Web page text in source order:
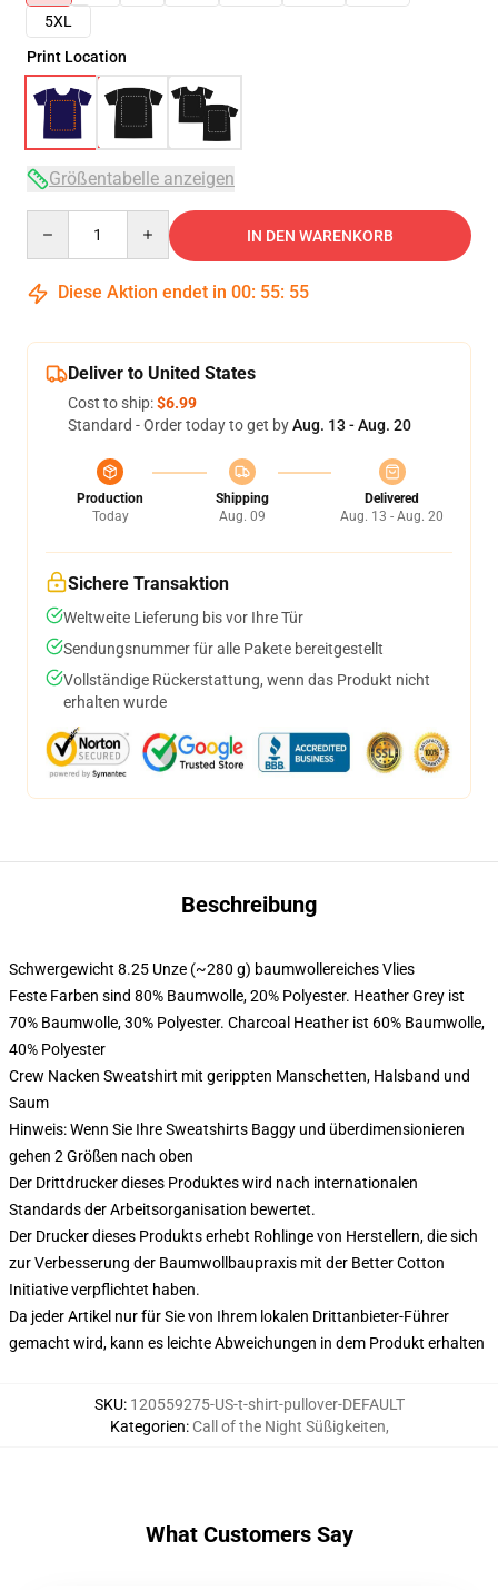
5XL
Print Location
Größentabelle anzeigen
IN DEN WARENKORB
Diese Aktion endet in 00: 55: 54
Deliver to United States
Cost to ship:$6.99
Standard - Order today to get byAug. 13 - Aug. 20
Production
Today
Shipping
Aug. 09
Delivered
Aug. 13 - Aug. 20
Sichere Transaktion
Weltweite Lieferung bis vor Ihre Tür
Sendungsnummer für alle Pakete bereitgestellt
Vollständige Rückerstattung, wenn das Produkt nicht
erhalten wurde
Beschreibung
Schwergewicht 8.25 Unze (~280 g) baumwollereiches Vlies
Feste Farben sind 80% Baumwolle, 20% Polyester. Heather Grey ist
70% Baumwolle, 30% Polyester. Charcoal Heather ist 60% Baumwolle,
40% Polyester
Crew Nacken Sweatshirt mit gerippten Manschetten, Halsband und
Saum
Hinweis: Wenn Sie Ihre Sweatshirts Baggy und überdimensionieren
gehen 2 Größen nach oben
Der Drittdrucker dieses Produktes wird nach internationalen
Standards der Arbeitsorganisation bewertet.
Der Drucker dieses Produkts erhebt Rohlinge von Herstellern, die sich
zur Verbesserung der Baumwollbaupraxis mit der Better Cotton
Initiative verpflichtet haben.
Da jeder Artikel nur für Sie von Ihrem lokalen Drittanbieter-Führer
gemacht wird, kann es leichte Abweichungen in dem Produkt erhalten
SKU: 120559275-US-t-shirt-pullover-DEFAULT
Kategorien: Call of the Night Süßigkeiten,
What Customers Say